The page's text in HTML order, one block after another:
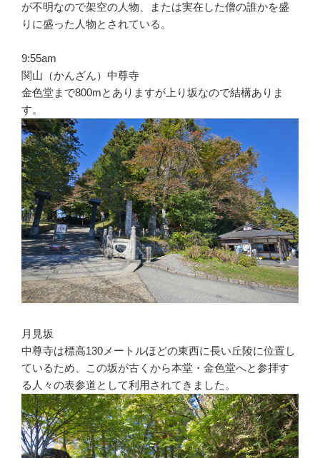
が不明なので架空の人物、または実在した僧の誰かを盛
りに盛った人物とされている。
9:55am
関山（かんざん）中尊寺
金色堂まで800mとありますが上り坂なので結構ありま
す。
月見坂
中尊寺は標高130メートルほどの東西に長い丘陵に位置し
ているため、この坂が古くから本堂・金色堂へと参拝す
る人々の表参道として利用されてきました。